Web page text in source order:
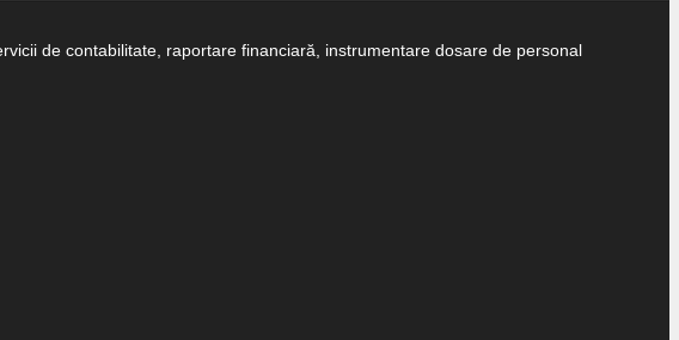
de contabilitate, raportare financiară, instrumentare dosare de personal